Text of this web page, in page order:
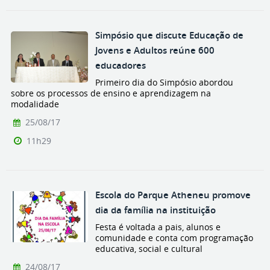
Simpósio que discute Educação de
Jovens e Adultos reúne 600
educadores
Primeiro dia do Simpósio abordou
sobre os processos de ensino e aprendizagem na
modalidade
25/08/17
11h29
Escola do Parque Atheneu promove
dia da família na instituição
Festa é voltada a pais, alunos e
comunidade e conta com programação
educativa, social e cultural
24/08/17